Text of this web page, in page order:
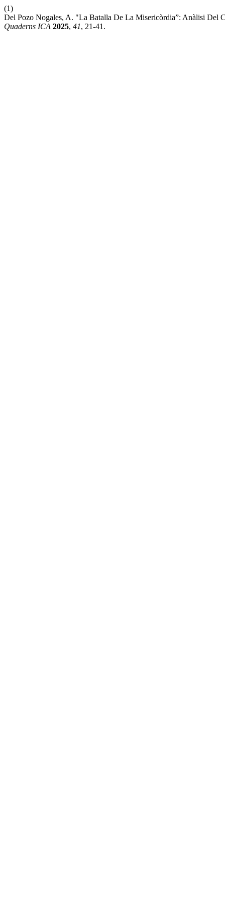
(1)
Del Pozo Nogales, A. "La Batalla De La Misericòrdia”: Anàlisi Del
Quaderns ICA 2025, 41, 21-41.